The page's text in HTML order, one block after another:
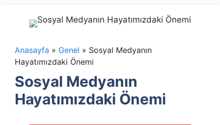
Anasayfa » Genel » Sosyal Medyanın
Hayatımızdaki Önemi
Sosyal Medyanın
Hayatımızdaki Önemi